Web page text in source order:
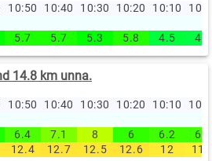
10:50 10:40 10:30 10:20 10:10
5.7 5.7 5.3 5.8 4.5 4.4
14.8 km unna.
10:50 10:40 10:30 10:20 10:10
6.4 7.1 8 6 6.2
6.2
12.4 12.7 12.5 12.6 12